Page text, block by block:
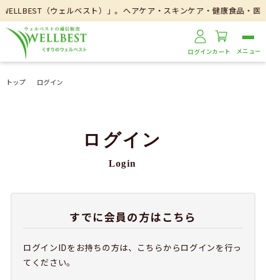
（ウェルベスト）」。ヘアケア・スキンケア・健康食品・医薬
ログインカート
トップ ログイン
ログイン
Login
すでに会員の方はこちら
ログインIDをお持ちの方は、こちらからログインを行っ
てください。